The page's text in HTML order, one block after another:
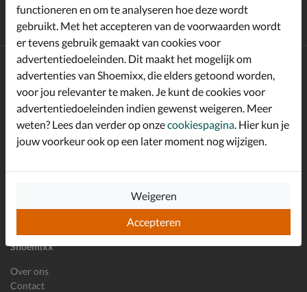
Gratisverzending en retour*
Achterafbetalen
Shoemixx
Over ons
Contact
Altijd op de hoogte zijn?
Schrijf je in voor de Shoemixx nieuwsbrief en ontvang €10,-
welkomstkorting!*
E-mailadres
functioneren en om te analyseren hoe deze wordt
gebruikt. Met het accepteren van de voorwaarden wordt
er tevens gebruik gemaakt van cookies voor
advertentiedoeleinden. Dit maakt het mogelijk om
advertenties van Shoemixx, die elders getoond worden,
voor jou relevanter te maken. Je kunt de cookies voor
advertentiedoeleinden indien gewenst weigeren. Meer
weten? Lees dan verder op onzecookiespagina . Hier kun je
jouw voorkeur ook op een later moment nog wijzigen.
Accepteren
Weigeren